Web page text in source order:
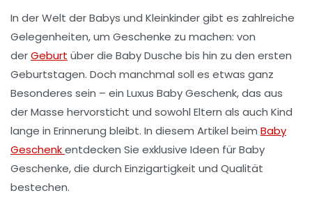
In der Welt der Babys und Kleinkinder gibt es zahlreiche
Gelegenheiten, um Geschenke zu machen: von
derGeburt über die Baby Dusche bis hin zu den ersten
Geburtstagen. Doch manchmal soll es etwas ganz
Besonderes sein – ein Luxus Baby Geschenk, das aus
der Masse hervorsticht und sowohl Eltern als auch Kind
lange in Erinnerung bleibt. In diesem Artikel beim Baby
Geschenkentdecken Sie exklusive Ideen für Baby
Geschenke, die durch Einzigartigkeit und Qualität
bestechen.